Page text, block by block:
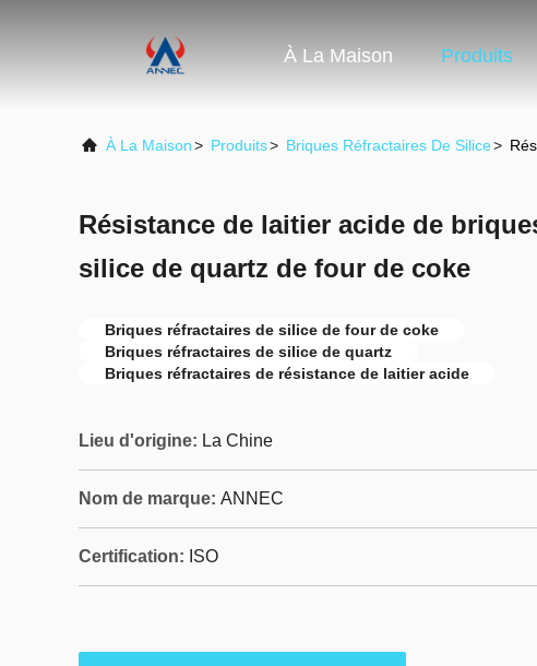
À La Maison Produits
À La Maison> Produits> Briques Réfractaires De Silice>
Résistance de laitier acide de
silice de quartz de four de coke
Briques réfractaires de silice de four de coke
Briques réfractaires de silice de quartz
Briques réfractaires de résistance de laitier acide
Lieu d'origine: La Chine
Nom de marque: ANNEC
Certification: ISO